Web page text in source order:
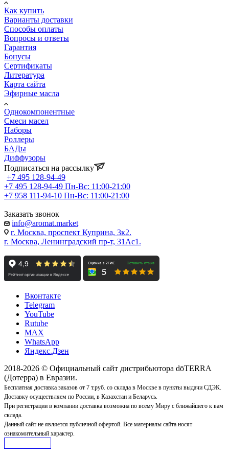
Как купить
Варианты доставки
Способы оплаты
Вопросы и ответы
Гарантия
Бонусы
Сертификаты
Литература
Карта сайта
Эфирные масла
Однокомпонентные
Смеси масел
Наборы
Роллеры
БАДы
Диффузоры
Подписаться на рассылку
+7 495 128-94-49
+7 495 128-94-49 Пн-Вс: 11:00-21:00
+7 958 111-94-10 Пн-Вс: 11:00-21:00
Заказать звонок
info@aromat.market
г. Москва, проспект Куприна, 3к2.
г. Москва, Ленинградский пр-т, 31Ас1.
Вконтакте
Telegram
YouTube
Rutube
MAX
WhatsApp
Яндекс.Дзен
2018-2026 © Официальный сайт дистрибьютора dōTERRA
(Дотерра) в Евразии.
Бесплатная доставка заказов от 7 т.руб. со склада в Москве в пункты выдачи СДЭК.
Доставку осуществляем по России, в Казахстан и Беларусь.
При регистрации в компании доставка возможна по всему Миру с ближайшего к вам
склада.
Данный сайт не является публичной офертой. Все материалы сайта носят
ознакомительный характер.